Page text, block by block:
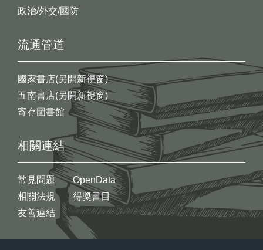
政治/外交/國防
流通管道
國家書店(另開新視窗)
五南書店(另開新視窗)
寄存圖書館
相關連結
常見問題
相關法規
友善連結
OpenData
得獎書目